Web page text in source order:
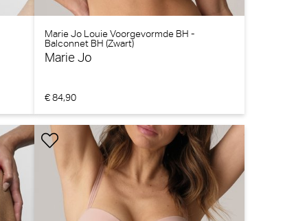
Marie Jo Louie Voorgevormde BH -
Balconnet BH (Zwart)
Marie Jo
€ 84,90